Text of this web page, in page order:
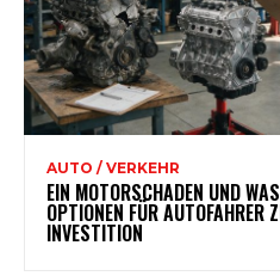
AUTO / VERKEHR
EIN MOTORSCHADEN UND
OPTIONEN FÜR AUTOFAHRER
INVESTITION